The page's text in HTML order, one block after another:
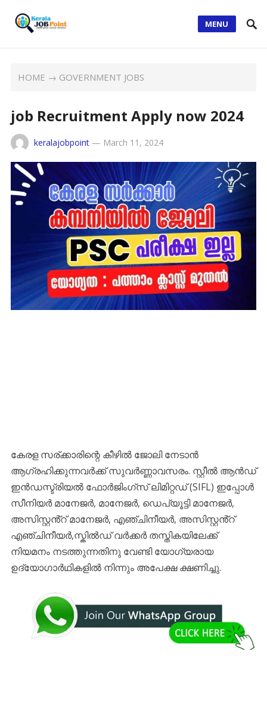
MENU
HOME → GOVERNMENT JOBS
job Recruitment Apply now 2024
keralajobpoint— March 11, 2024
കേരള സര്ക്കാരിന്റെ കീഴിൽ ജോലി നേടാന്‍
ആഗ്രഹിക്കുന്നവര്‍ക്ക് സുവര്‍ണ്ണാവസരം. സ്റ്റീൽ ആൻഡ്
ഇൻഡസ്ട്രിയൽ ഫോർജിംഗ്സ് ലിമിറ്റഡ് (SIFL) ഇപ്പോള്‍
സീനിയർ മാനേജർ, മാനേജർ, ഡെപ്യൂട്ടി മാനേജർ,
അസിസ്റ്റൻ്റ് മാനേജർ, എഞ്ചിനീയർ, അസിസ്റ്റൻ്റ്
എഞ്ചിനീയർ,സ്കിൽഡ് വർക്കർ തസ്തികയിലേക്ക്
നിയമനം നടത്തുന്നതിനു വേണ്ടി യോഗ്യരായ
ഉദ്യോഗാര്‍ഥികളില്‍ നിന്നും അപേക്ഷ ക്ഷണിച്ചു.